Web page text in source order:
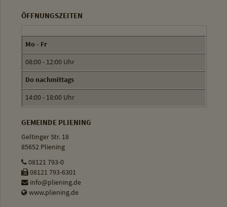
ÖFFNUNGSZEITEN
Mo - Fr
08:00 - 12:00 Uhr
Do nachmittags
14:00 - 18:00 Uhr
GEMEINDE PLIENING
Geltinger Str. 18
85652 Pliening
08121 793-0
08121 793-6301
info@pliening.de
www.pliening.de